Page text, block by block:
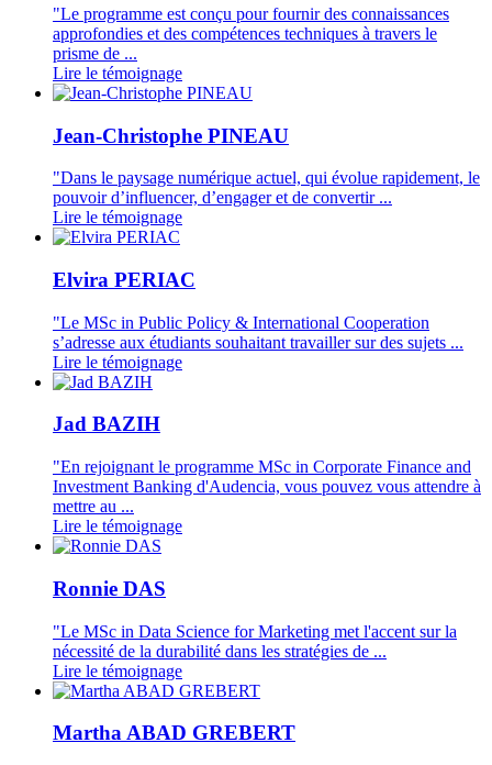
"Le programme est conçu pour fournir des connaissances
approfondies et des compétences techniques à travers le
prisme de ...
Lire le témoignage
Jean-Christophe PINEAU
"Dans le paysage numérique actuel, qui évolue rapidement, le
pouvoir d’influencer, d’engager et de convertir ...
Lire le témoignage
Elvira PERIAC
"Le MSc in Public Policy & International Cooperation
s’adresse aux étudiants souhaitant travailler sur des sujets ...
Lire le témoignage
Jad BAZIH
"En rejoignant le programme MSc in Corporate Finance and
Investment Banking d'Audencia, vous pouvez vous attendre à
mettre au ...
Lire le témoignage
Ronnie DAS
"Le MSc in Data Science for Marketing met l'accent sur la
nécessité de la durabilité dans les stratégies de ...
Lire le témoignage
Martha ABAD GREBERT